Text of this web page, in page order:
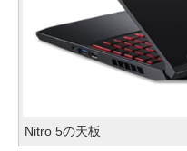
Nitro 5の天板